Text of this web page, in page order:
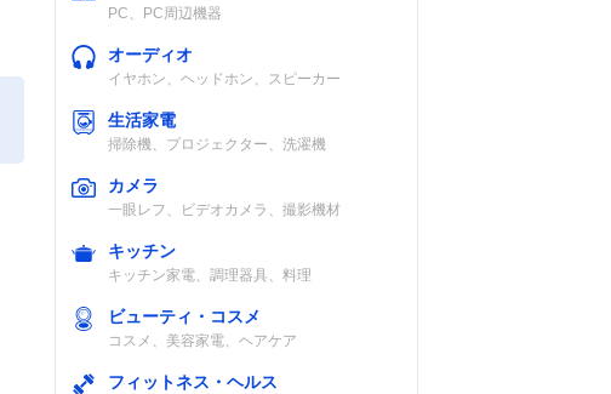
PC、PC周辺機器
オーディオ
イヤホン、ヘッドホン、スピーカー
生活家電
掃除機、プロジェクター、洗濯機
カメラ
一眼レフ、ビデオカメラ、撮影機材
キッチン
キッチン家電、調理器具、料理
ビューティ・コスメ
コスメ、美容家電、ヘアケア
フィットネス・ヘルス